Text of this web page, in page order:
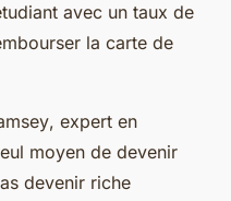
avec un taux de
la carte de
, expert en
moyen de devenir
devenir riche